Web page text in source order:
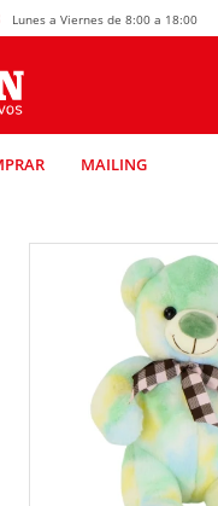
MAILING
Lunes a Viernes de 8:00 a 18:00